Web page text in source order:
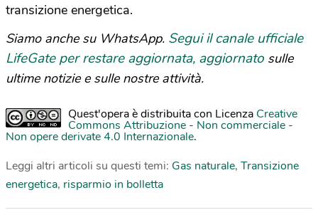
transizione energetica.
Siamo anche su WhatsApp. Segui il canale ufficiale
LifeGate per restare aggiornata, aggiornato sulle
ultime notizie e sulle nostre attività.
Quest'opera è distribuita con Licenza Creative
Commons Attribuzione - Non commerciale -
Non opere derivate 4.0 Internazionale.
Leggi altri articoli su questi temi: Gas naturale, Transizione
energetica, risparmio in bolletta